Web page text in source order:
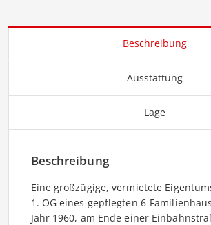
Beschreibung
Ausstattung
Lage
Beschreibung
Eine großzügige, vermietete
1. OG eines gepflegten 6-
Jahr 1960, am Ende einer